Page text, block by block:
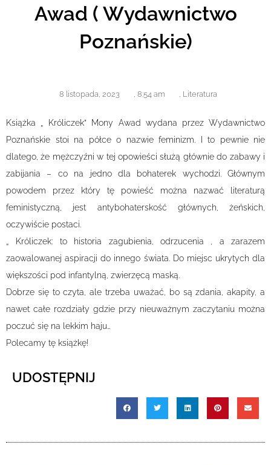
Awad ( Wydawnictwo
Poznańskie)
8 listopada, 2023 8:54 am Literatura
Książka „ Króliczek” Mony Awad wydana przez Wydawnictwo
Poznańskie stoi na półce o nazwie feminizm. I to pewnie nie
dlatego, że mężczyźni w tej opowieści służą głównie do zabawy i
zabijania – co na jedno dla bohaterek wychodzi. Głównym
powodem przez który tę powieść można nazwać literaturą
feministyczną, jest antybohaterskość głównych, żeńskich,
oczywiście postaci.
„ Króliczek: to historia zagubienia, odrzucenia , a zarazem
zaowalowanej aspiracji do innego świata. Do miejsc ukrytych dla
większości pod infantylną, zwierzęcą maską.
Dobrze się to czyta, ale trzeba uważać, bo są zdania, akapity, a
nawet całe rozdziały gdzie przy nieuważnym zaczytaniu można
poczuć się na lekkim haju…
Polecamy tę książkę!
UDOSTĘPNIJ